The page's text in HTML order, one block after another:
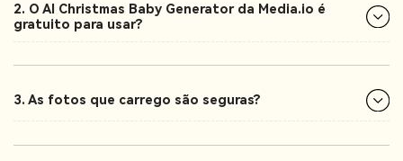
2. O AI Christmas Baby Generator da Media.io é
gratuito para usar?
3. As fotos que carrego são seguras?